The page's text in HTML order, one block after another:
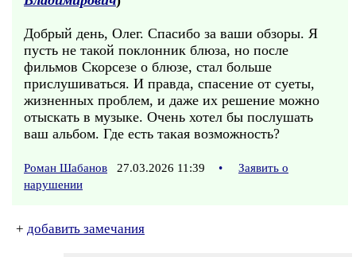
Добрый день, Олег. Спасибо за ваши обзоры. Я
пусть не такой поклонник блюза, но после
фильмов Скорсезе о блюзе, стал больше
прислушиваться. И правда, спасение от суеты,
жизненных проблем, и даже их решение можно
отыскать в музыке. Очень хотел бы послушать
ваш альбом. Где есть такая возможность?
Роман Шабанов 27.03.2026 11:39 •
Заявить о
нарушении
+ добавить замечания